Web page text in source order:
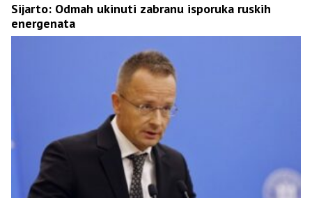
Sijarto: Odmah ukinuti zabranu isporuka ruskih
energenata